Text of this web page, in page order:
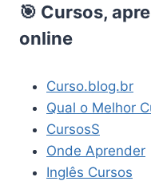
🎯 Cursos,
online
Curso.blog.br
Qual o Melhor
CursosS
Onde Aprender
Inglês Cursos